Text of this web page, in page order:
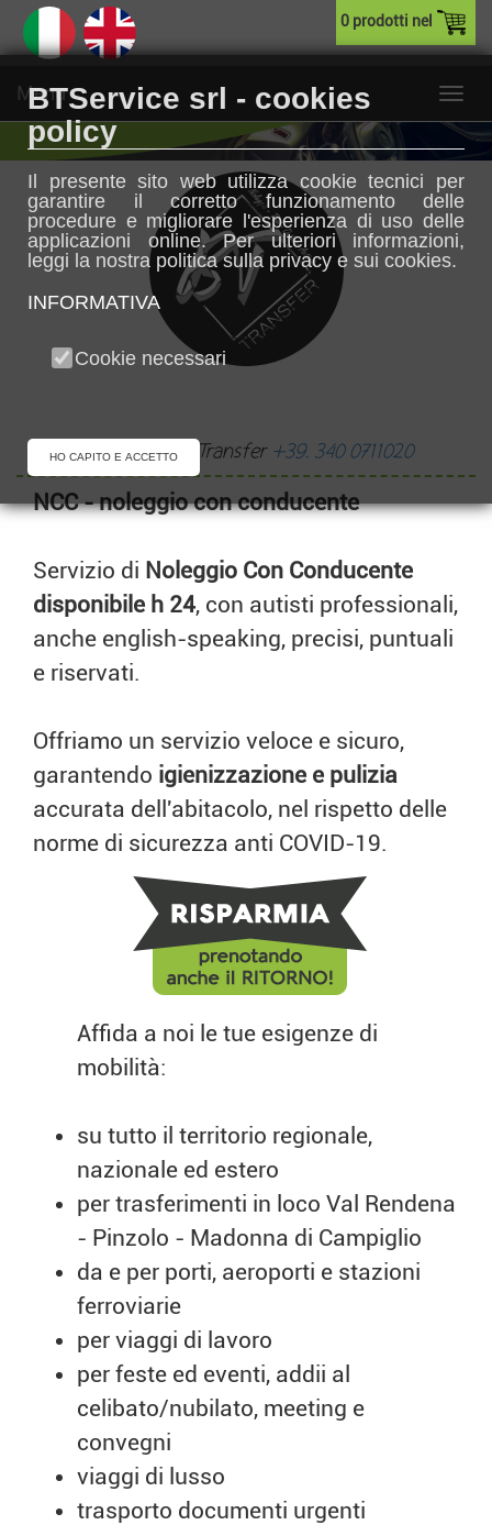
0 prodotti nel
Menu
Prenota il tuo Transfer +39. 340 0711020
NCC - noleggio con conducente
Servizio di Noleggio Con Conducente
disponibile h 24, con autisti professionali,
anche english-speaking, precisi, puntuali
e riservati.
Offriamo un servizio veloce e sicuro,
garantendo igienizzazione e pulizia
accurata dell'abitacolo, nel rispetto delle
norme di sicurezza anti COVID-19.
Affida a noi le tue esigenze di
mobilità:
su tutto il territorio regionale,
nazionale ed estero
per trasferimenti in loco Val Rendena
- Pinzolo - Madonna di Campiglio
da e per porti, aeroporti e stazioni
ferroviarie
per viaggi di lavoro
per feste ed eventi, addii al
celibato/nubilato, meeting e
convegni
viaggi di lusso
trasporto documenti urgenti
BTService srl - cookies
policy
Il presente sito web utilizza cookie tecnici per
garantire il corretto funzionamento delle
procedure e migliorare l'esperienza di uso delle
applicazioni online. Per ulteriori informazioni,
leggi la nostra politica sulla privacy e sui cookies.
INFORMATIVA
Cookie necessari
HO CAPITO E ACCETTO